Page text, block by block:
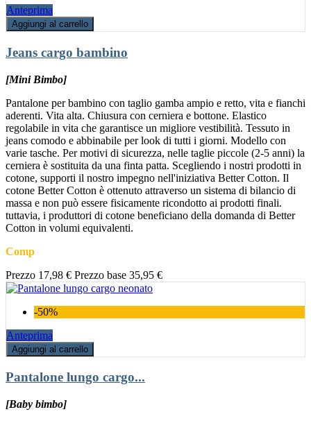
Anteprima
Aggiungi al carrello
Jeans cargo bambino
[Mini Bimbo]
Pantalone per bambino con taglio gamba ampio e retto, vita e fianchi
aderenti. Vita alta. Chiusura con cerniera e bottone. Elastico
regolabile in vita che garantisce un migliore vestibilità. Tessuto in
jeans comodo e abbinabile per look di tutti i giorni. Modello con
varie tasche. Per motivi di sicurezza, nelle taglie piccole (2-5 anni) la
cerniera è sostituita da una finta patta. Scegliendo i nostri prodotti in
cotone, supporti il nostro impegno nell'iniziativa Better Cotton. Il
cotone Better Cotton è ottenuto attraverso un sistema di bilancio di
massa e non può essere fisicamente ricondotto ai prodotti finali.
tuttavia, i produttori di cotone beneficiano della domanda di Better
Cotton in volumi equivalenti.
Comp
Prezzo 17,98 € Prezzo base 35,95 €
-50%
Anteprima
Aggiungi al carrello
Pantalone lungo cargo...
[Baby bimbo]